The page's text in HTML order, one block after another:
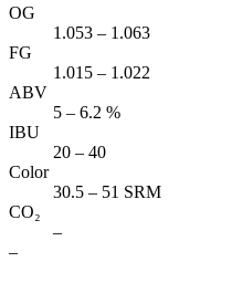
OG
1.053 – 1.063
FG
1.015 – 1.022
ABV
5 – 6.2 %
IBU
20 – 40
Color
30.5 – 51 SRM
CO₂
–
–